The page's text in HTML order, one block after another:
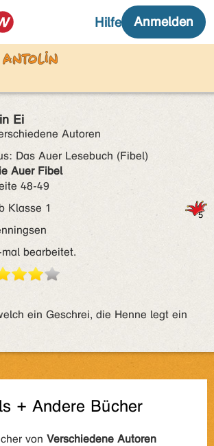
Ei
Autoren
Das Auer Lesebuch (Fibel)
Auer Fibel
48-49
Klasse 1
bearbeitet.
ein Geschrei, die Henne legt ein
+ Andere Bücher
von Verschiedene Autoren